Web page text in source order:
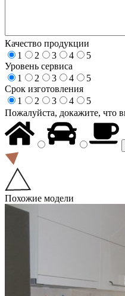
Качество продукции
1
2 3 4
5
Уровень сервиса
1
2 3 4
5
Срок изготовления
1
2 3 4
5
Пожалуйста, докажите, что
Похожие модели